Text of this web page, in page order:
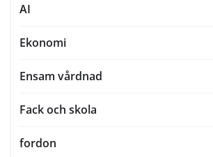
AI
Ekonomi
Ensam vårdnad
Fack och skola
fordon